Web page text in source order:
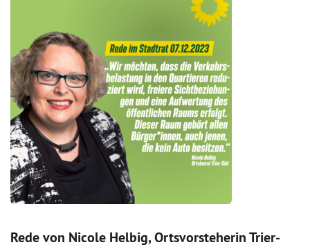
Rede von Nicole Helbig, Ortsvorsteherin Trier-